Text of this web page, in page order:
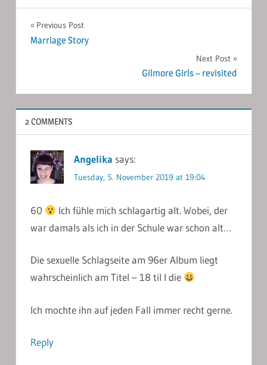
Post
navigation
Previous Post
Marriage Story
Next Post
Gilmore Girls – revisited
2 COMMENTS
Angelika says:
Tuesday, 5. November 2019 at 19:04
60
Ich fühle mich schlagartig alt. Wobei, der
war damals als ich in der Schule war schon alt…
Die sexuelle Schlagseite am 96er Album liegt
wahrscheinlich am Titel – 18 til I die
Ich mochte ihn auf jeden Fall immer recht gerne.
Reply